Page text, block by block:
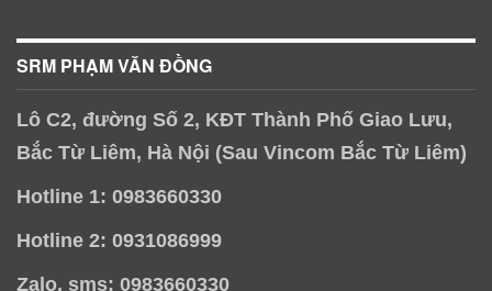
SRM PHẠM VĂN ĐỒNG
Lô C2, đường Số 2, KĐT Thành Phố Giao Lưu,
Bắc Từ Liêm, Hà Nội (Sau Vincom Bắc Từ Liêm)
Hotline 1: 0983660330
Hotline 2: 0931086999
Zalo, sms: 0983660330